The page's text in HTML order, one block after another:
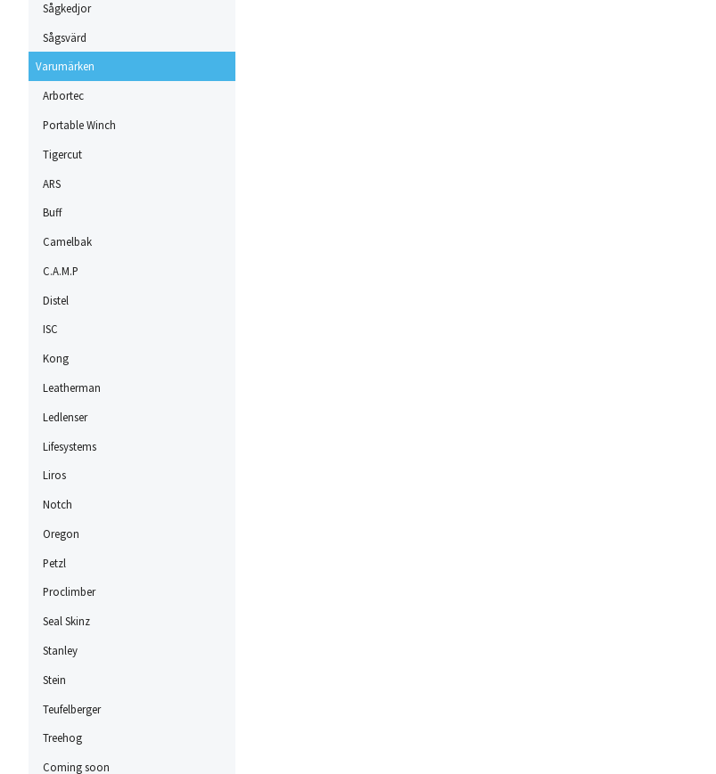
Sågkedjor
Sågsvärd
Varumärken
Arbortec
Portable Winch
Tigercut
ARS
Buff
Camelbak
C.A.M.P
Distel
ISC
Kong
Leatherman
Ledlenser
Lifesystems
Liros
Notch
Oregon
Petzl
Proclimber
Seal Skinz
Stanley
Stein
Teufelberger
Treehog
Coming soon